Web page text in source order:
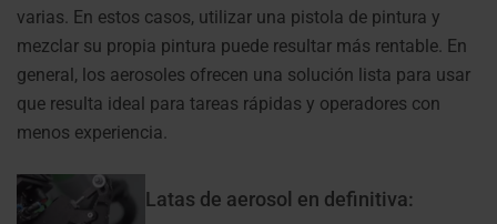
varias. En estos casos, utilizar una pistola de pintura y
mezclar su propia pintura puede resultar más rentable. En
general, los aerosoles ofrecen una solución lista para usar
que resulta ideal para tareas rápidas y operadores con
menos experiencia.
Latas de aerosol en definitiva: